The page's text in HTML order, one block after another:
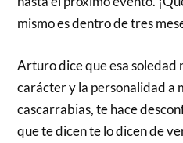
mismo es dentro de tres
Arturo dice que esa soledad
carácter y la personalidad a
cascarrabias, te hace
que te dicen te lo dicen de